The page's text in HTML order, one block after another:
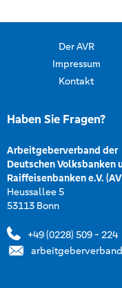
Der AVR
Impressum
Kontakt
Haben Sie Fragen?
Arbeitgeberverband der
Deutschen Volksbanken
Raiffeisenbanken e.V.
Heussallee 5
53113 Bonn
+49 (0228) 509 - 224